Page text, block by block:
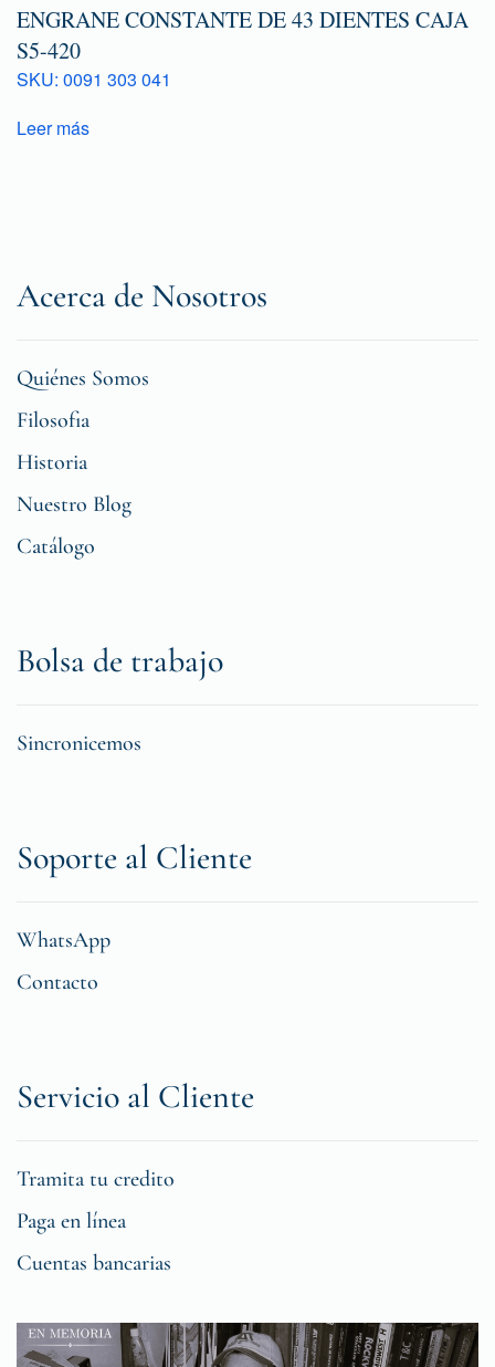
ENGRANE CONSTANTE DE 43 DIENTES CAJA
S5-420
SKU: 0091 303 041
Leer más
Acerca de Nosotros
Quiénes Somos
Filosofia
Historia
Nuestro Blog
Catálogo
Bolsa de trabajo
Sincronicemos
Soporte al Cliente
WhatsApp
Contacto
Servicio al Cliente
Tramita tu credito
Paga en línea
Cuentas bancarias